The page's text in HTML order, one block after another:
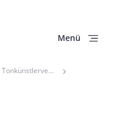
Menü
Deutscher Tonkünstlerverband